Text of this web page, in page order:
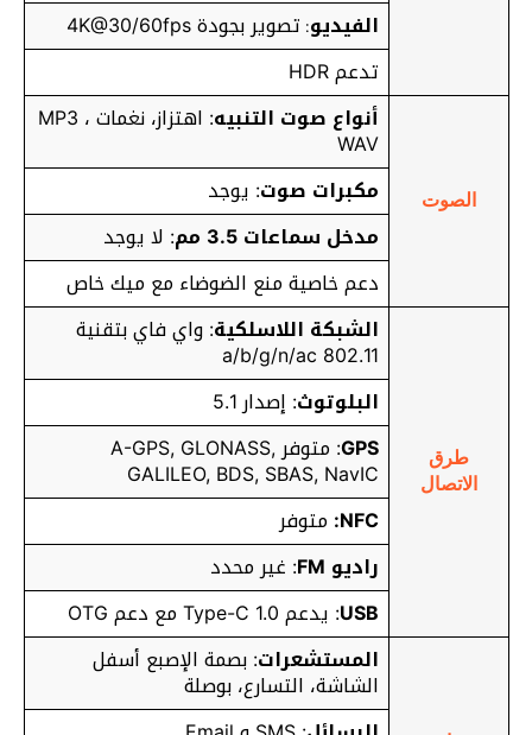
الفيديو: تصوير بجودة 4K@30/60fps
تدعم HDR
الصوت
أنواع صوت التنبيه : اهتزاز، نغمات MP3 ،
WAV
مكبرات صوت: يوجد
مدخل سماعات 3.5 مم
: لا يوجد
دعم خاصية منع الضوضاء مع ميك خاص
طرق
الاتصال
الشبكة اللاسلكية: واي فاي بتقنية
802.11 a/b/g/n/ac
البلوتوث: إصدار 5.1
GPS
: متوفر A-GPS, GLONASS,
GALILEO, BDS, SBAS, NavIC
NFC: متوفر
راديو FM
: غير محدد
USB: يدعم Type-C 1.0 مع دعم OTG
المستشعرات: بصمة الإصبع أسفل
الشاشة، التسارع، بوصلة